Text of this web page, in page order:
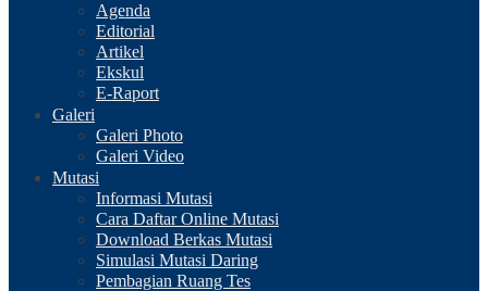
Agenda
Editorial
Artikel
Ekskul
E-Raport
Galeri
Galeri Photo
Galeri Video
Mutasi
Informasi Mutasi
Cara Daftar Online Mutasi
Download Berkas Mutasi
Simulasi Mutasi Daring
Pembagian Ruang Tes